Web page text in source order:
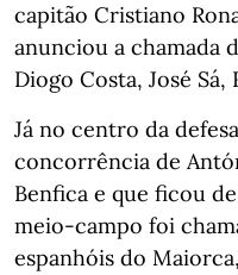
capitão Cristiano
anunciou a chamada
Diogo Costa, José
Já no centro da
concorrência de
Benfica e que ficou
meio-campo foi
espanhóis do